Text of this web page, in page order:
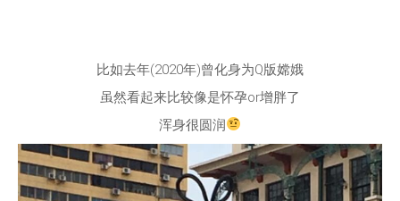
比如去年(2020年)曾化身为Q版嫦娥
虽然看起来比较像是怀孕or增胖了
浑身很圆润